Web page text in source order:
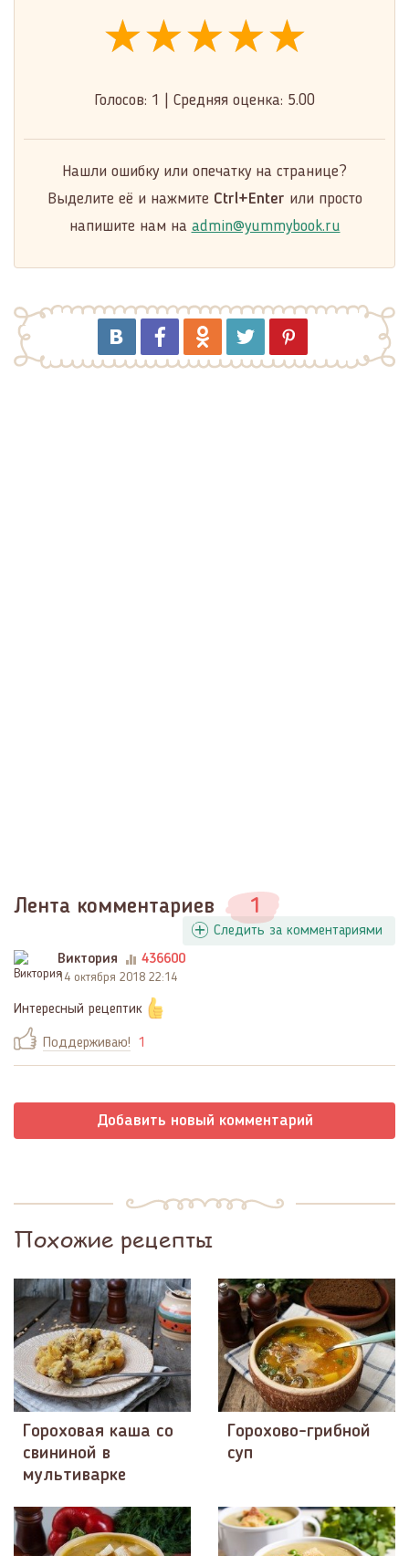
★★★★★
★★★★★
★★★★★
Голосов: 1 Средняя оценка: 5.00
Нашли ошибку или опечатку на странице?
Выделите её и нажмите Ctrl+Enter или просто
напишите нам на admin@yummybook.ru
Лента комментариев 1
Следить за комментариями
Виктория
436600
14 октября 2018 22:14
Интересный рецептик
Поддерживаю! 1
Добавить новый комментарий
Похожие рецепты
Гороховая каша со
свининой в
мультиварке
Горохово-грибной
суп